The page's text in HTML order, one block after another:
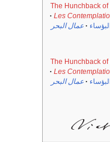
The Hunchback
Les
البؤساء
عمال البحر
The Hunchback
Les
البؤساء عمال البحر